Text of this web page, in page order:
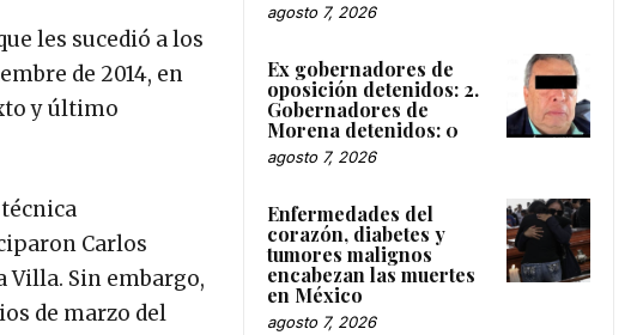
les sucedió a los
de 2014, en
y último
Carlos
Villa. Sin embargo,
de marzo del
agosto 7, 2026
Ex gobernadores de
oposición detenidos: 2.
Gobernadores de
Morena detenidos: 0
agosto 7, 2026
Enfermedades del
corazón, diabetes y
tumores malignos
encabezan las muertes
en México
agosto 7, 2026